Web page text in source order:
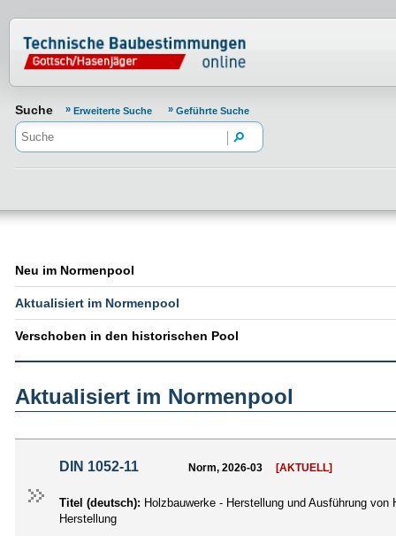
Normenportal Barrierefreiheit
Suche Erweiterte Suche Geführte Suche
Neu im Normenpool
Aktualisiert im Normenpool
Verschoben in den historischen Pool
Aktualisiert im Normenpool
DIN 1052-11 Norm, 2026-03 [AKTUELL]
Titel (deutsch): Holzbauwerke - Herstellung und Ausführung
Herstellung